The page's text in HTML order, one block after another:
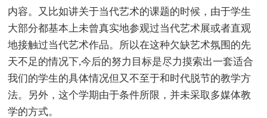
内容。又比如讲关于当代艺术的课题的时候，由于学生
大部分都基本上未曾真实地参观过当代艺术展或者直观
地接触过当代艺术作品。所以在这种欠缺艺术氛围的先
天不足的情况下,今后的努力目标是尽力摸索出一套适合
我们的学生的具体情况但又不至于和时代脱节的教学方
法。另外，这个学期由于条件所限，并未采取多媒体教
学的方式。